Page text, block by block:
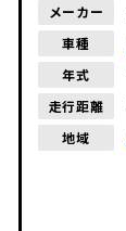
メーカー
車種
年式
走行距離
地域